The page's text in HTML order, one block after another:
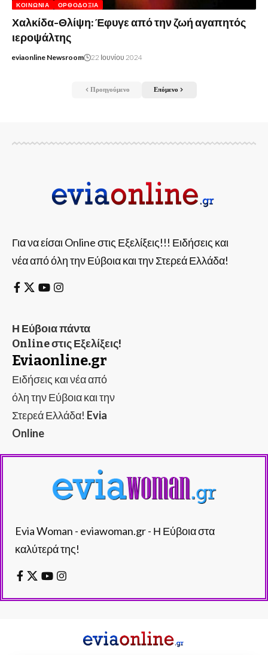
ΚΟΙΝΩΝΊΑ ΟΡΘΟΔΟΞΊΑ
Χαλκίδα-Θλίψη: Έφυγε από την ζωή αγαπητός
ιεροψάλτης
eviaonline Newsroom 22 Ιουνίου 2024
Προηγούμενο Επόμενο
Για να είσαι Online στις Εξελίξεις!!! Ειδήσεις και
νέα από όλη την Εύβοια και την Στερεά Ελλάδα!
Η Εύβοια πάντα
Online στις Εξελίξεις!
Eviaonline.gr
Ειδήσεις και νέα από
όλη την Εύβοια και την
Στερεά Ελλάδα! Evia
Online
Evia Woman - eviawoman.gr - Η Εύβοια στα
καλύτερά της!